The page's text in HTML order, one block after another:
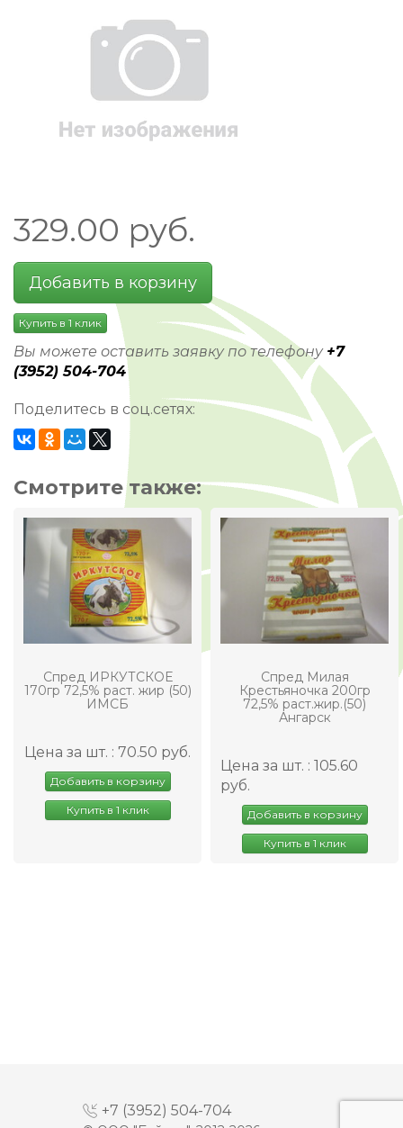
329.00 руб.
Добавить в корзину
Купить в 1 клик
Вы можете оставить заявку по телефону +7
(3952) 504-704
Поделитесь в соц.сетях:
Смотрите также:
Спред ИРКУТСКОЕ
170гр 72,5% раст. жир (50)
ИМСБ
Цена за шт. : 70.50 руб.
Добавить в корзину
Купить в 1 клик
Спред Милая
Крестьяночка 200гр
72,5% раст.жир.(50)
Ангарск
Цена за шт. : 105.60
руб.
Добавить в корзину
Купить в 1 клик
+7 (3952) 504-704